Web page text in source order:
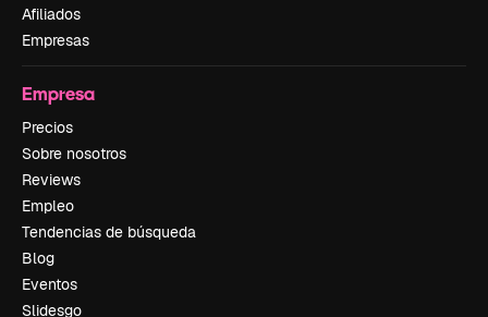
Afiliados
Empresas
Empresa
Precios
Sobre nosotros
Reviews
Empleo
Tendencias de búsqueda
Blog
Eventos
Slidesgo